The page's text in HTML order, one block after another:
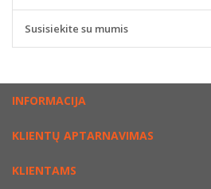
Susisiekite su mumis
INFORMACIJA
KLIENTŲ APTARNAVIMAS
KLIENTAMS